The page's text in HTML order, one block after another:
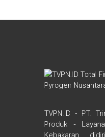
TVPN.ID - PT.
Produk -
Kebakaran